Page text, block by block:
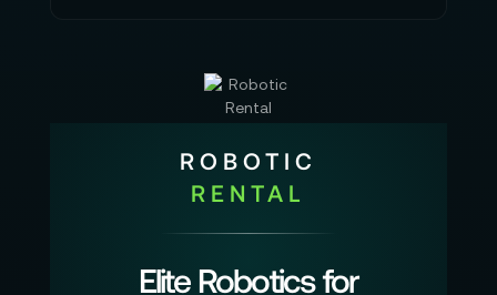
ROBOTIC
RENTAL
Elite Robotics for